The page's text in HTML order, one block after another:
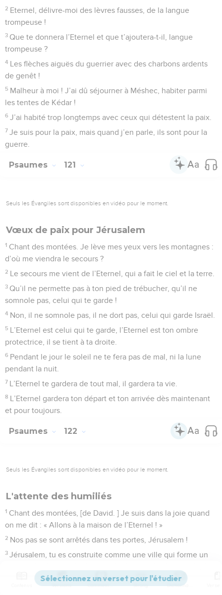
2 Eternel, délivre-moi des lèvres fausses, de la langue
trompeuse !
3 Que te donnera l’Eternel et que t’ajoutera-t-il, langue
trompeuse ?
4 Les flèches aiguës du guerrier avec des charbons ardents
de genêt !
5 Malheur à moi ! J’ai dû séjourner à Méshec, habiter parmi
les tentes de Kédar !
6 J’ai habité trop longtemps avec ceux qui détestent la paix.
7 Je suis pour la paix, mais quand j’en parle, ils sont pour la
guerre.
Psaumes 121
Seuls les Évangiles sont disponibles en vidéo pour le moment.
Vœux de paix pour Jérusalem
1 Chant des montées. Je lève mes yeux vers les montagnes :
d’où me viendra le secours ?
2 Le secours me vient de l’Eternel, qui a fait le ciel et la terre.
3 Qu’il ne permette pas à ton pied de trébucher, qu’il ne
somnole pas, celui qui te garde !
4 Non, il ne somnole pas, il ne dort pas, celui qui garde Israël.
5 L’Eternel est celui qui te garde, l’Eternel est ton ombre
protectrice, il se tient à ta droite.
6 Pendant le jour le soleil ne te fera pas de mal, ni la lune
pendant la nuit.
7 L’Eternel te gardera de tout mal, il gardera ta vie.
8 L’Eternel gardera ton départ et ton arrivée dès maintenant
et pour toujours.
Psaumes 122
Seuls les Évangiles sont disponibles en vidéo pour le moment.
L'attente des humiliés
1 Chant des montées, [de David. ] Je suis dans la joie quand
on me dit : « Allons à la maison de l’Eternel ! »
2 Nos pas se sont arrêtés dans tes portes, Jérusalem !
3 Jérusalem, tu es construite comme une ville qui forme un
C’est là que montent les tribus, les tribus de l’Eternel –
Versions Commentaires Strong